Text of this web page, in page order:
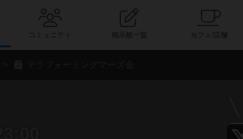
コミュニティ